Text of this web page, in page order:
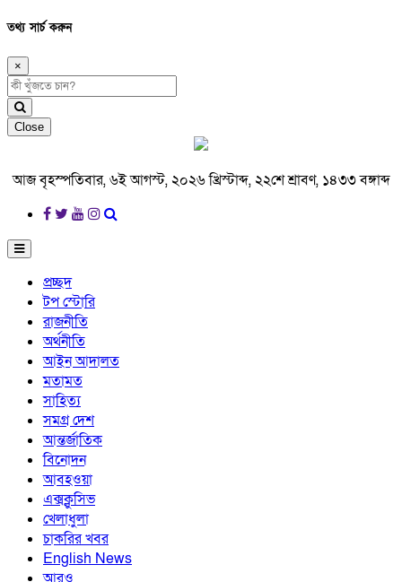
তথ্য সার্চ করুন
×
Close
আজ বৃহস্পতিবার, ৬ই আগস্ট, ২০২৬ খ্রিস্টাব্দ, ২২শে শ্রাবণ, ১৪৩৩ বঙ্গাব্দ
প্রচ্ছদ
টপ স্টোরি
রাজনীতি
অর্থনীতি
আইন আদালত
মতামত
সাহিত্য
সমগ্র দেশ
আন্তর্জাতিক
বিনোদন
আবহওয়া
এক্সক্লুসিভ
খেলাধুলা
চাকরির খবর
English News